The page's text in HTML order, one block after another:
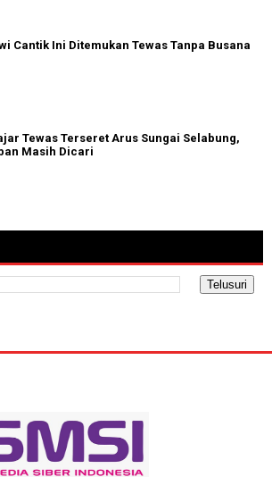
Cantik Ini Ditemukan Tewas Tanpa Busana
Tewas Terseret Arus Sungai Selabung,
Masih Dicari